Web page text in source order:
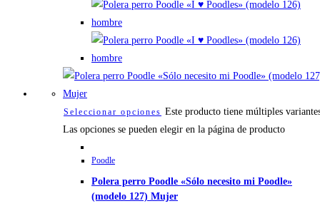
Seleccionar opciones Este producto tiene múltiples
Las opciones se pueden elegir en la página de producto
Poodle
Polera perro Poodle «Sólo necesito mi Poodle»
(modelo 127) Mujer